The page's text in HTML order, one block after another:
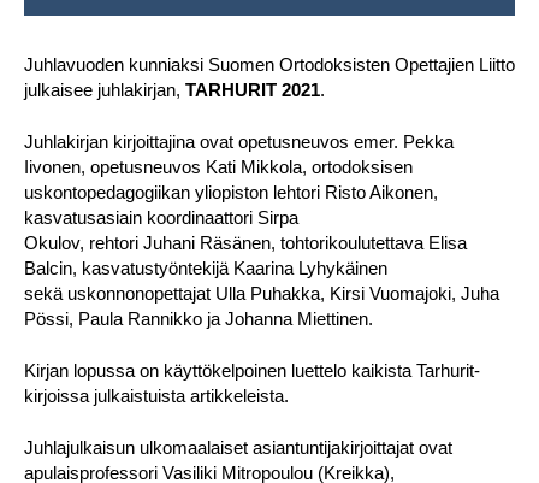
Juhlavuoden kunniaksi Suomen Ortodoksisten Opettajien Liitto
julkaisee juhlakirjan, TARHURIT 2021.
Juhlakirjan kirjoittajina ovat opetusneuvos emer. Pekka
Iivonen, opetusneuvos Kati Mikkola, ortodoksisen
uskontopedagogiikan yliopiston lehtori Risto Aikonen,
kasvatusasiain koordinaattori Sirpa
Okulov, rehtori Juhani Räsänen, tohtorikoulutettava Elisa
Balcin, kasvatustyöntekijä Kaarina Lyhykäinen
sekä uskonnonopettajat Ulla Puhakka, Kirsi Vuomajoki, Juha
Pössi, Paula Rannikko ja Johanna Miettinen.
Kirjan lopussa on käyttökelpoinen luettelo kaikista Tarhurit-
kirjoissa julkaistuista artikkeleista.
Juhlajulkaisun ulkomaalaiset asiantuntijakirjoittajat ovat
apulaisprofessori Vasiliki Mitropoulou (Kreikka),